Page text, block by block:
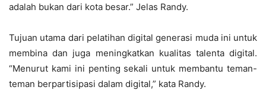
adalah bukan dari kota besar.” Jelas Randy.
Tujuan utama dari pelatihan digital generasi muda ini untuk
membina dan juga meningkatkan kualitas talenta digital.
“Menurut kami ini penting sekali untuk membantu teman-
teman berpartisipasi dalam digital,” kata Randy.